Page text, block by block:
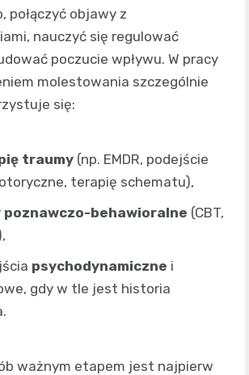
połączyć objawy z
nauczyć się regulować
poczucie wpływu. W pracy
molestowania szczególnie
się:
traumy (np. EMDR, podejście
terapię schematu),
poznawczo-behawioralne (CBT,
psychodynamiczne i
gdy w tle jest historia
ważnym etapem jest najpierw